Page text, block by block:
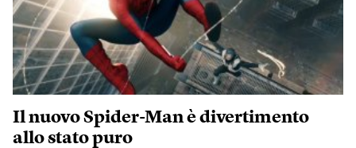
Il nuovo Spider-Man è divertimento
allo stato puro